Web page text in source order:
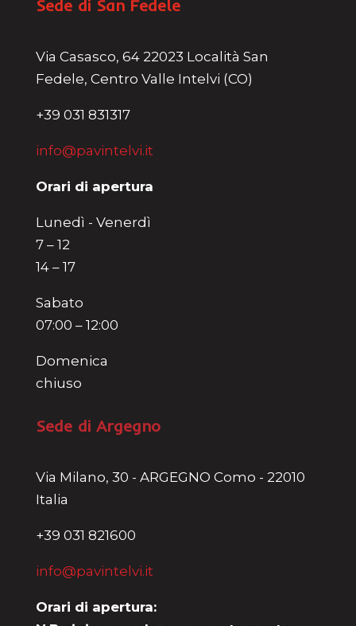
Sede di San Fedele
Via Casasco, 64 22023 Località San
Fedele, Centro Valle Intelvi (CO)
+39 031 831317
info@pavintelvi.it
Orari di apertura
Lunedì - Venerdì
7 – 12
14 – 17
Sabato
07:00 – 12:00
Domenica
chiuso
Sede di Argegno
Via Milano, 30 - ARGEGNO Como - 22010
Italia
+39 031 821600
info@pavintelvi.it
Orari di apertura: